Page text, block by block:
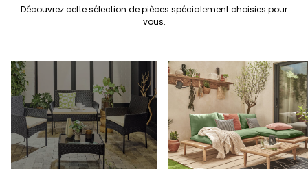
Découvrez cette sélection de pièces spécialement choisies pour
vous.